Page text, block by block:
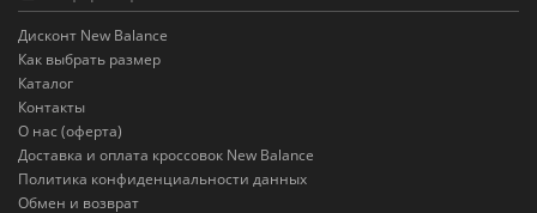
Дисконт New Balance
Как выбрать размер
Каталог
Контакты
О нас (оферта)
Доставка и оплата кроссовок New Balance
Политика конфиденциальности данных
Обмен и возврат